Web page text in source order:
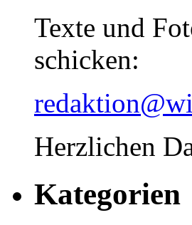
Texte und
schicken:
Herzlichen
Kategorien